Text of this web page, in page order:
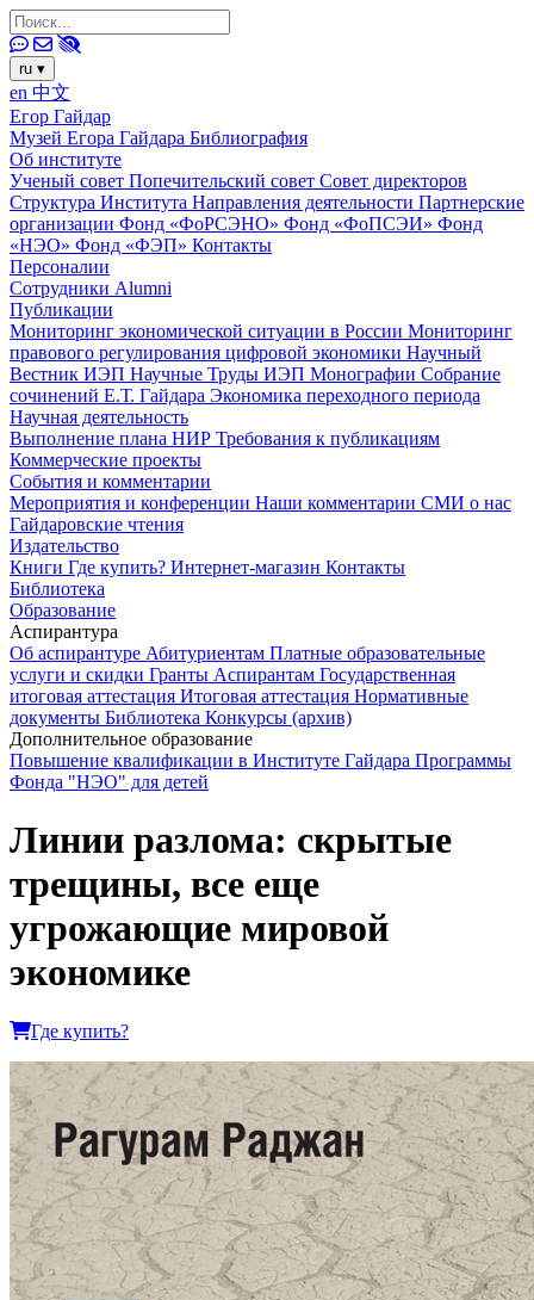
ru ▾
en 中文
Егор Гайдар
Музей Егора Гайдара Библиография
Об институте
Ученый совет Попечительский совет Совет директоров
Структура Института Направления деятельности Партнерские
организации Фонд «ФоРСЭНО» Фонд «ФоПСЭИ» Фонд
«НЭО» Фонд «ФЭП» Контакты
Персоналии
Сотрудники Alumni
Публикации
Мониторинг экономической ситуации в России Мониторинг
правового регулирования цифровой экономики Научный
Вестник ИЭП Научные Труды ИЭП Монографии Собрание
сочинений Е.Т. Гайдара Экономика переходного периода
Научная деятельность
Выполнение плана НИР Требования к публикациям
Коммерческие проекты
События и комментарии
Мероприятия и конференции Наши комментарии СМИ о нас
Гайдаровские чтения
Издательство
Книги Где купить? Интернет-магазин Контакты
Библиотека
Образование
Аспирантура
Об аспирантуре Абитуриентам Платные образовательные
услуги и скидки Гранты Аспирантам Государственная
итоговая аттестация Итоговая аттестация Нормативные
документы Библиотека Конкурсы (архив)
Дополнительное образование
Повышение квалификации в Институте Гайдара Программы
Фонда "НЭО" для детей
Линии разлома: скрытые
трещины, все еще
угрожающие мировой
экономике
Где купить?